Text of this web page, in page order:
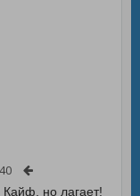
Кайф, но лагает!